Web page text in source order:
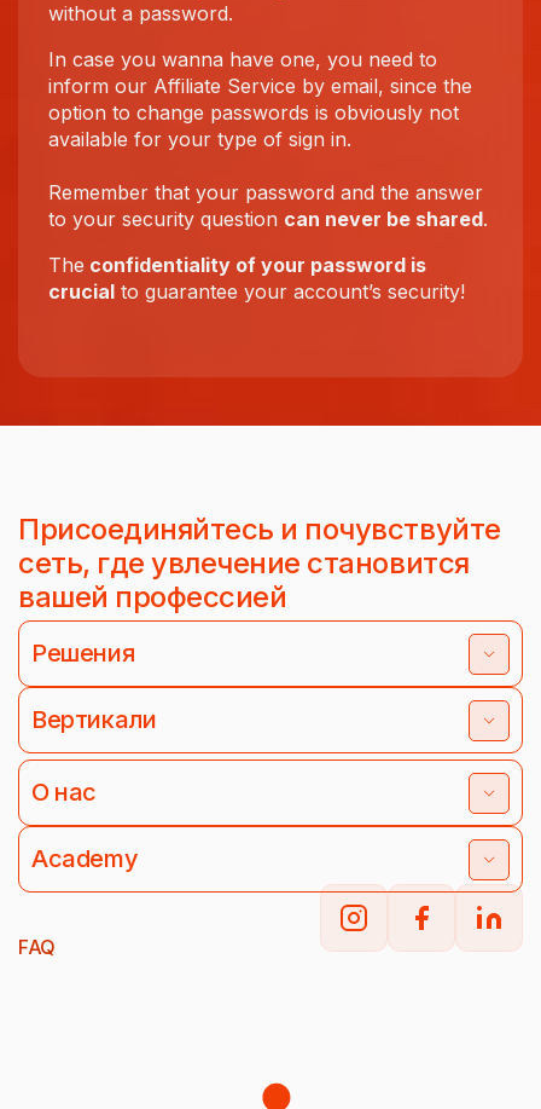
without a password.
In case you wanna have one, you need to
inform our Affiliate Service by email, since the
option to change passwords is obviously not
available for your type of sign in.
Remember that your password and the answer
to your security question can never be shared.
The confidentiality of your password is
crucial to guarantee your account’s security!
Присоединяйтесь и почувствуйте
сеть, где увлечение становится
вашей профессией
Решения
Вертикали
О нас
Academy
FAQ